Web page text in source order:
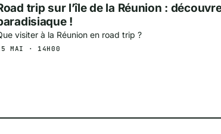
trip sur l’île de la Réunion :
!
visiter à la Réunion en road trip ?
MAI · 14H00